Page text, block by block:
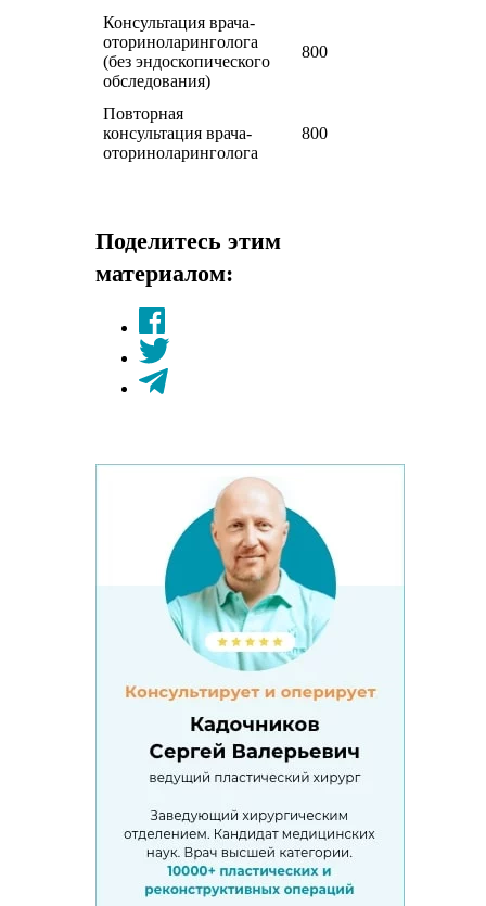
Консультация врача-
оториноларинголога
(без эндоскопического
обследования)
800
Повторная
консультация врача-
оториноларинголога
800
Поделитесь этим
материалом: